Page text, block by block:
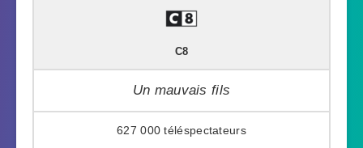
C8
Un mauvais fils
627 000